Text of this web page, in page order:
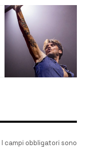
I campi obbligatori sono